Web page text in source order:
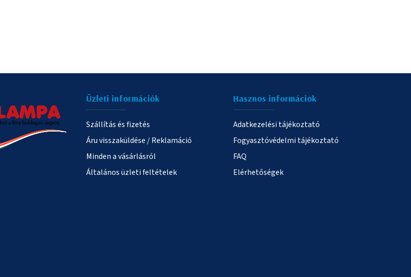
Üzleti információk
Szállítás és fizetés
Áru visszaküldése / Reklamáció
Minden a vásárlásról
Általános üzleti feltételek
Hasznos informáciok
Adatkezelési tájékoztató
Fogyasztóvédelmi tájékoztató
FAQ
Elérhetőségek